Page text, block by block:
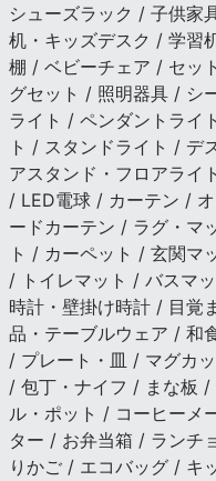
シューズラック / 子供家
机・キッズデスク / 学習
棚 / ベビーチェア / セッ
グセット / 照明器具 / シ
ライト / ペンダントライ
ト / スタンドライト / デ
アスタンド・フロアライ
/ LED電球 / カーテン /
ードカーテン / ラグ・マ
ト / カーペット / 玄関マ
/ トイレマット / バスマ
時計・壁掛け時計 / 目覚
品・テーブルウェア / 和
/ プレート・皿 / マグカ
/ 包丁・ナイフ / まな板 /
ル・ポット / コーヒーメ
ター / お弁当箱 / ランチ
りかご / エコバッグ / キ